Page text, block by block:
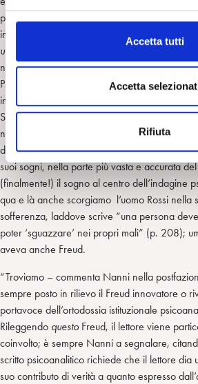
l
c
s
e
n
Accetta tutti
Accetta
Rifiuta
pagine, pur consapevole d’essere anche frutto
insegnare allo studente, cosi come al lettore,
un dispositivo
, metodo e dispositivo analitico
nella cura e capace di leggere il mondo,
Psicoanalisi e marxismo, di cui è noto Freud
in diverse riflessioni, essere stati i principali
Secolo. Freud sarebbe stato felice di questo
ne raccoglie e ne rappresenta in pieno lo
del letterato, e non ultimo, dell’uomo. L’uomo
suoi sogni, nella parte più vasta e accurata
(finalmente!) il sogno al centro dell’indagine
qua e là anche scorgiamo l’uomo Rossi nella
sofferenza, laddove scrive “una persona
poter ‘sguazzare’ nei propri mali” (p. 208);
aveva anche Freud.
“Troviamo – commenta Nanni nella
sempre posto in rilievo il Freud innovatore o
portavoce dell’ortodossia istituzionale
Rileggendo questo Freud, il lettore viene
coinvolto; è sempre Nanni a segnalare,
scritto psicoanalitico richiede che il lettore dia
suo contributo di verità a quanto espresso